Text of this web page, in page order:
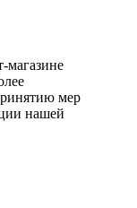
магазине
мер
нашей